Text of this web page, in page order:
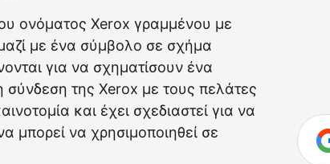
ονόματος Xerox γραμμένου με
με ένα σύμβολο σε σχήμα
για να σχηματίσουν ένα
σύνδεση της Xerox με τους πελάτες
και έχει σχεδιαστεί για να
μπορεί να χρησιμοποιηθεί σε